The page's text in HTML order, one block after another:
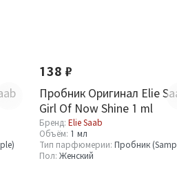
138 ₽
Пробник Оригинал Elie
Girl Of Now Shine 1 ml
Бренд: Elie Saab
Объём: 1 мл
Тип парфюмерии: Пробник
Пол: Женский